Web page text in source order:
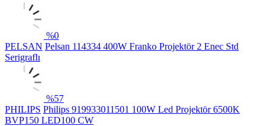
%0
PELSAN Pelsan 114334 400W Franko Projektör 2 Enec Std
Serigraflı
%57
PHILIPS Philips 919933011501 100W Led Projektör 6500K
BVP150 LED100 CW